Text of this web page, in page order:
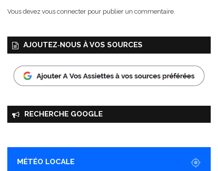
Vous devez vous connecter pour publier un commentaire.
AJOUTEZ‑NOUS À VOS SOURCES
RECHERCHE GOOGLE
MÉTÉO LOCALE